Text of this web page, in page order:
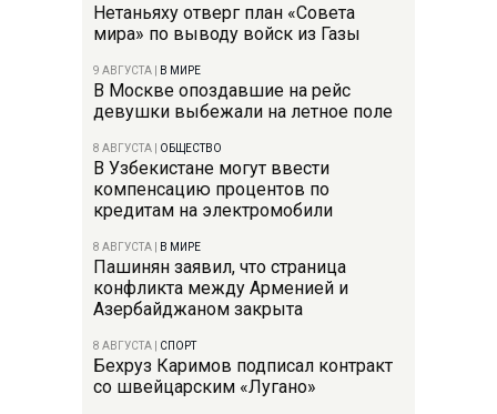
Нетаньяху отверг план «Совета
мира» по выводу войск из Газы
9 АВГУСТА В МИРЕ
В Москве опоздавшие на рейс
девушки выбежали на летное поле
8 АВГУСТА ОБЩЕСТВО
В Узбекистане могут ввести
компенсацию процентов по
кредитам на электромобили
8 АВГУСТА В МИРЕ
Пашинян заявил, что страница
конфликта между Арменией и
Азербайджаном закрыта
8 АВГУСТА СПОРТ
Бехруз Каримов подписал контракт
со швейцарским «Лугано»